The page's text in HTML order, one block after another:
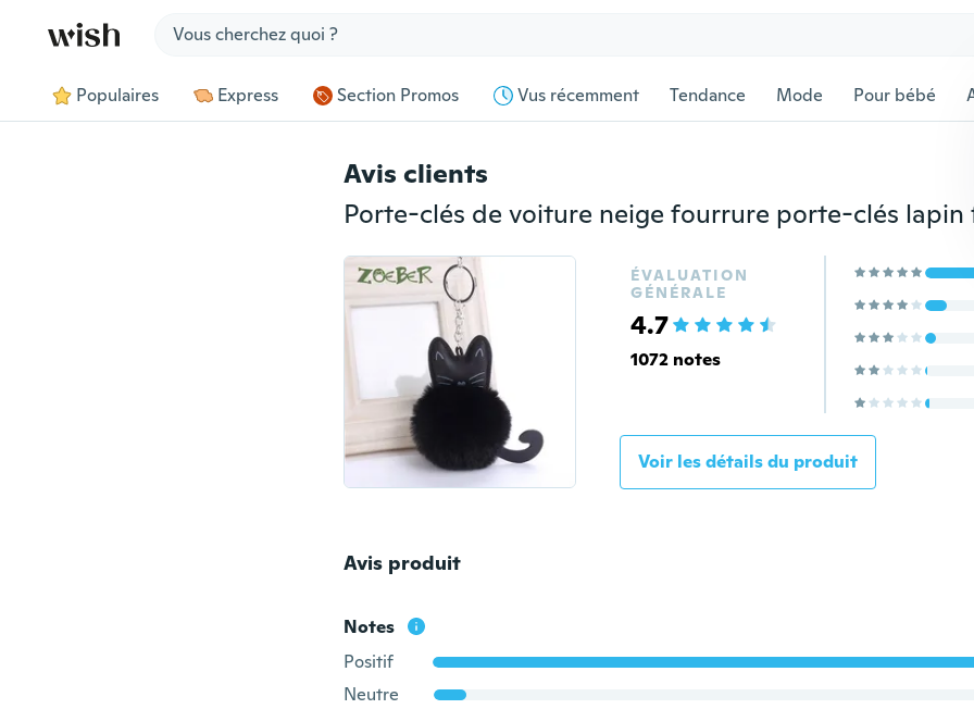
Populaires Express Section Promos Vus récemment Tendance Mode Pour bébé
Avis clients
ÉVALUATION
GÉNÉRALE
4.7
1072 notes
Voir les détails du produit
Avis produit
Notes
Positif
Neutre